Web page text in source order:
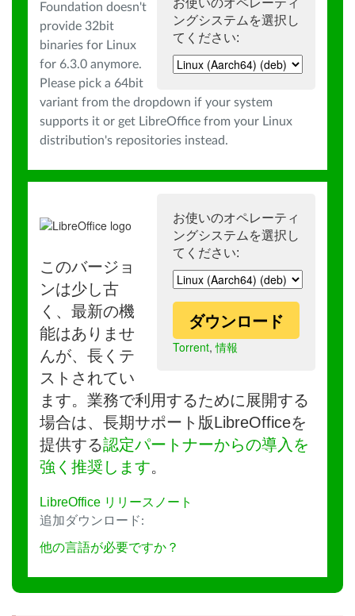
お使いのオペレーティ
ングシステムを選択し
てください:
Foundation doesn't
provide 32bit
binaries for Linux
for 6.3.0 anymore.
Please pick a 64bit
variant from the dropdown if your system
supports it or get LibreOffice from your Linux
distribution's repositories instead.
お使いのオペレーティ
ングシステムを選択し
てください:
ダウンロード
Torrent,情報
このバージョ
ンは少し古
く、最新の機
能はありませ
んが、長くテ
ストされてい
ます。業務で利用するために展開する
場合は、長期サポート版LibreOfficeを
提供する認定パートナーからの導入を
強く推奨します。
LibreOffice リリースノート
追加ダウンロード:
他の言語が必要ですか？